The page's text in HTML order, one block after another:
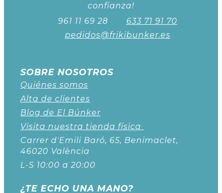
confianza!
961 11 69 28
633 71 91 70
pedidos@frikibunker.es
SOBRE NOSOTROS
Quiénes somos
Alta de clientes
Blog de El Búnker
Visita nuestra tienda física
Carrer d'Emili Baró, 65, Benimaclet,
46020 València
L-S 10:00 a 20:00
¿TE ECHO UNA MANO?